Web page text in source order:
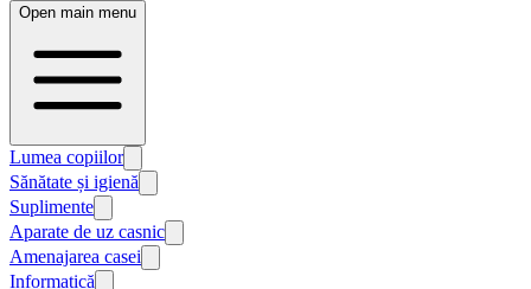
Open main menu
Lumea copiilor
Sănătate și igienă
Suplimente
Aparate de uz casnic
Amenajarea casei
Informatică